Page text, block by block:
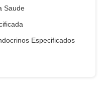
Saude
Especificados